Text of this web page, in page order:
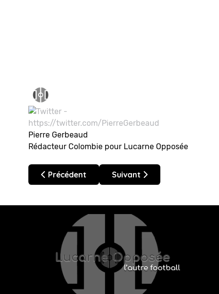
Pierre Gerbeaud
Rédacteur Colombie pour Lucarne Opposée
Article précédent : Colombie – Liga BetPlay
Précédent Article suivant : Colombie –
Suivant